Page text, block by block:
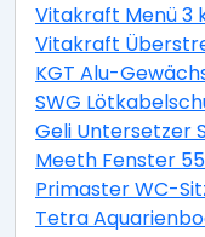
Vitakraft Menü 3
Vitakraft
KGT Alu-
SWG
Geli Untersetzer
Meeth Fenster
Primaster WC-
Tetra